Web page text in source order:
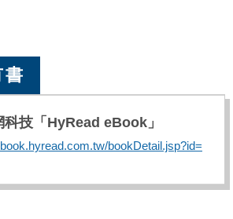
書
科技「HyRead eBook」
bookDetail.jsp?id=